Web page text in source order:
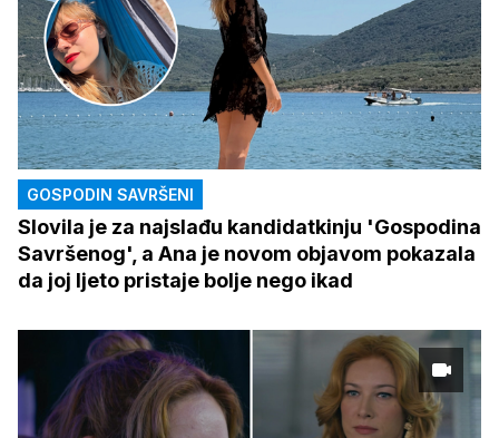
GOSPODIN SAVRŠENI
Slovila je za najslađu kandidatkinju 'Gospodina
Savršenog', a Ana je novom objavom pokazala
da joj ljeto pristaje bolje nego ikad